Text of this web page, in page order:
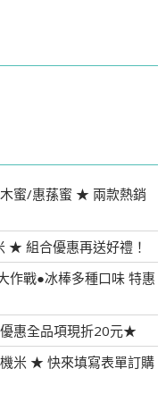
蜜/惠蓀蜜 ★ 兩款熱銷
★ 組合優惠再送好禮！
作戰●冰棒多種口味 特惠
惠全品項現折20元★
米 ★ 快來填寫表單訂購